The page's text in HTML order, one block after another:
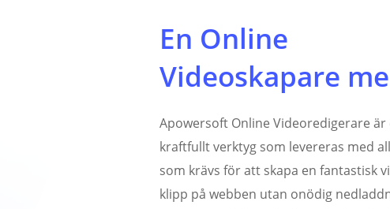
En Online
Videoskapare
Apowersoft Online Videoredigerare
kraftfullt verktyg som levereras med
som krävs för att skapa en fantastisk
klipp på webben utan onödig